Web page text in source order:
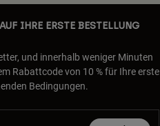
IHRE ERSTE BESTELLUNG
und innerhalb weniger Minuten
Rabattcode von 10 % für Ihre erste
Bedingungen.